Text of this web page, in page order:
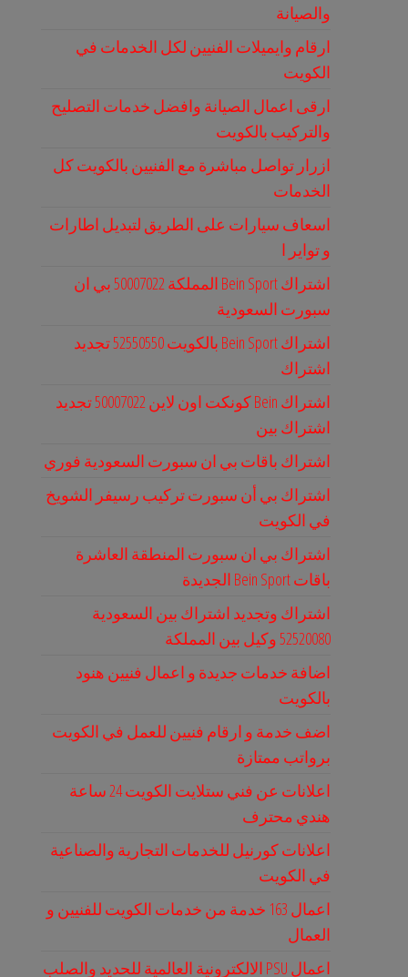
والصيانة
ارقام وايميلات الفنيين لكل الخدمات في
الكويت
ارقى اعمال الصيانة وافضل خدمات التصليح
والتركيب بالكويت
ازرار تواصل مباشرة مع الفنيين بالكويت كل
الخدمات
اسعاف سيارات على الطريق لتبديل اطارات
و تواير ا
اشتراك Bein Sport المملكة 50007022 بي ان
سبورت السعودية
اشتراك Bein Sport بالكويت 52550550 تجديد
اشتراك
اشتراك Bein كونكت اون لاين 50007022 تجديد
اشتراك بين
اشتراك باقات بي ان سبورت السعودية فوري
اشتراك بي أن سبورت تركيب رسيفر الشويخ
في الكويت
اشتراك بي ان سبورت المنطقة العاشرة
باقات Bein Sport الجديدة
اشتراك وتجديد اشتراك بين السعودية
52520080 وكيل بين المملكة
اضافة خدمات جديدة و اعمال فنيين هنود
بالكويت
اضف خدمة و ارقام فنيين للعمل في الكويت
برواتب ممتازة
اعلانات عن فني ستلايت الكويت 24 ساعة
هندي محترف
اعلانات كورنيل للخدمات التجارية والصناعية
في الكويت
اعمال 163 خدمة من خدمات الكويت للفنيين و
العمال
اعمال PSU الالكترونية العالمية للحديد والصلب